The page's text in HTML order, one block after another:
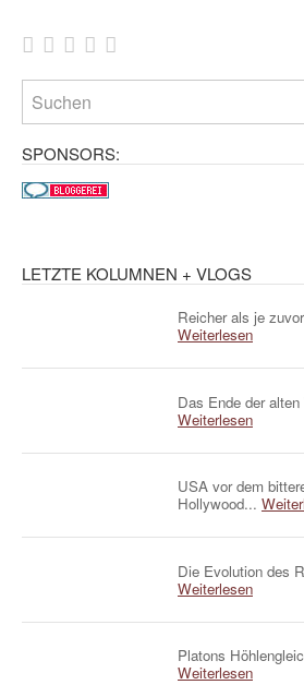
SPONSORS:
LETZTE KOLUMNEN + VLOGS
Reicher als je
Weiterlesen
Das Ende der
Weiterlesen
USA vor dem
Hollywood...
Die Evolution des
Weiterlesen
Platons
Weiterlesen